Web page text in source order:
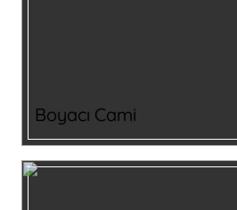
Boyacı Cami